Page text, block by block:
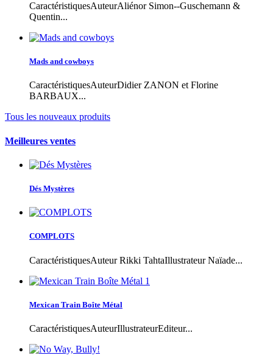
CaractéristiquesAuteurAliénor Simon--Guschemann &
Quentin...
Mads and cowboys
CaractéristiquesAuteurDidier ZANON et Florine
BARBAUX...
Tous les nouveaux produits
Meilleures ventes
Dés Mystères
COMPLOTS
CaractéristiquesAuteur Rikki TahtaIllustrateur Naïade...
Mexican Train Boîte Métal
CaractéristiquesAuteurIllustrateurEditeur...